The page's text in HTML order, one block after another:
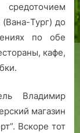
Тург) до
по обе
кафе,
Владимир
магазин
Вскоре тот